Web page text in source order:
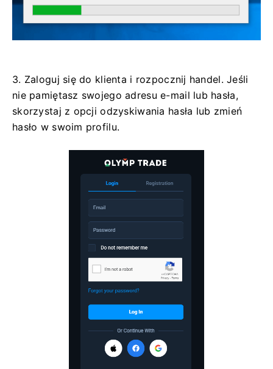
3. Zaloguj się do klienta i rozpocznij handel. Jeśli
nie pamiętasz swojego adresu e-mail lub hasła,
skorzystaj z opcji odzyskiwania hasła lub zmień
hasło w swoim profilu.